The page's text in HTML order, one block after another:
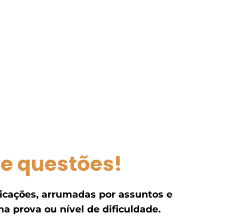
questões!
arrumadas por assuntos e
prova ou nível de dificuldade.